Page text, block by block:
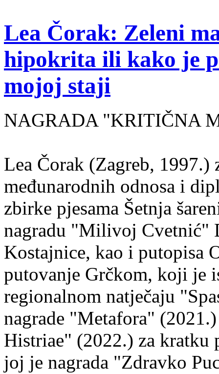
Lea Čorak: Zeleni
hipokrita ili kako je
mojoj staji
NAGRADA "KRITIČNA
Lea Čorak (Zagreb,
međunarodnih odnosa i
zbirke pjesama Šetnja
nagradu "Milivoj Cvetnić"
Kostajnice, kao i putopisa
putovanje Grčkom, koji je
regionalnom natječaju
nagrade "Metafora"
Histriae" (2022.) za kratku
joj je nagrada "Zdravko